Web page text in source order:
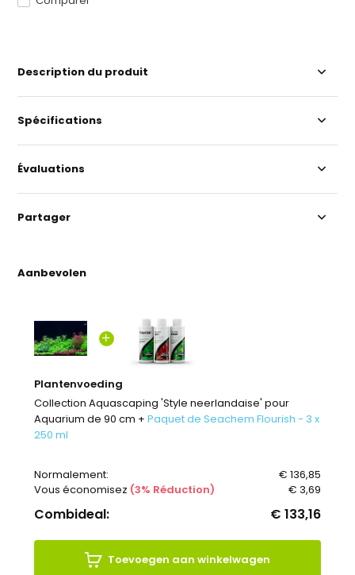
Aanbevolen
Plantenvoeding
Collection Aquascaping 'Style neerlandaise' pour
Aquarium de 90 cm + Paquet de Seachem Flourish - 3 x
250 ml
Normalement:
€ 136,85
Vous économisez (3% Réduction) € 3,69
Combideal: € 133,16
Toevoegen aan winkelwagen
Description du produit
Spécifications
Évaluations
Partager